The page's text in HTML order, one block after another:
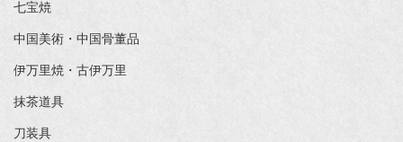
七宝焼
中国美術・中国骨董品
伊万里焼・古伊万里
抹茶道具
刀装具